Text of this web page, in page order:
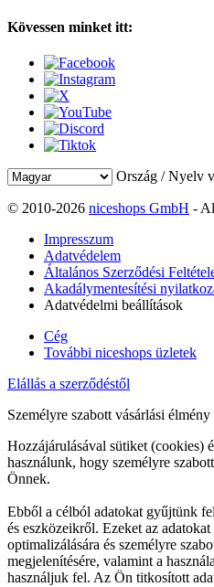
Kövessen minket itt:
Ország / Nyelv
© 2010-2026 niceshops GmbH -
Impresszum
Adatvédelem
Általános Szerződési
Akadálymentesítési
Adatvédelmi beállítások
Cég
További niceshops üzletek
Elállás a szerződéstől
Személyre szabott vásárlási élmény
Hozzájárulásával sütiket (cookies)
használunk, hogy személyre
Önnek.
Ebből a célból adatokat gyűjtünk
és eszközeikről. Ezeket az
optimalizálására és személyre
megjelenítésére, valamint a
használjuk fel. Az Ön titkosított